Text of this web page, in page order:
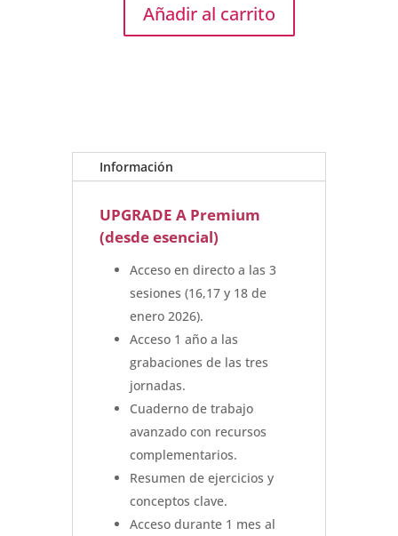
Upgrade
Crearte
2026
cantidad
Añadir al carrito
Información
UPGRADE A Premium
(desdeesencial)
Acceso en directo a las 3
sesiones (16,17 y 18 de
enero 2026).
Acceso 1 año a las
grabaciones de las tres
jornadas.
Cuaderno de trabajo
avanzado con recursos
complementarios.
Resumen de ejercicios y
conceptos clave.
Acceso durante 1 mes al